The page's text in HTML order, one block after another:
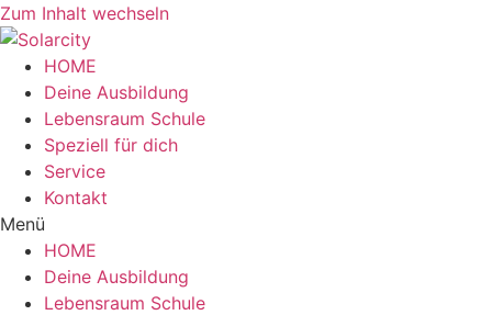
Zum Inhalt wechseln
HOME
Deine Ausbildung
Lebensraum Schule
Speziell für dich
Service
Kontakt
Menü
HOME
Deine Ausbildung
Lebensraum Schule